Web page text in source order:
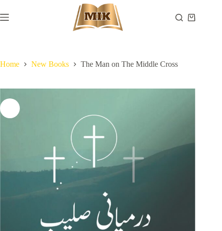
to
content
Shopping
Home New Books The Man on The Middle Cross